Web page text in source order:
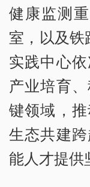
健康监测
室，以及
实践中心依
产业培育
键领域，
生态共建
能人才提供